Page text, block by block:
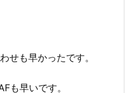
せも早かったです。
も早いです。